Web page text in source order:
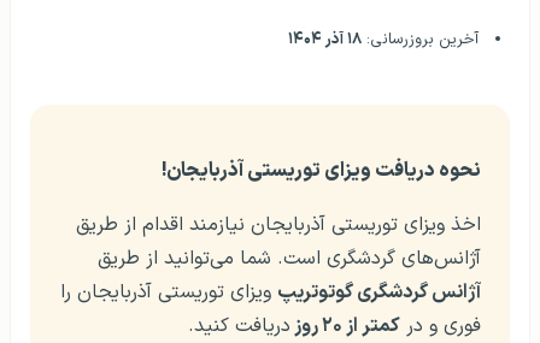
آخرین بروزرسانی: ۱۸ آذر ۱۴۰۴
نحوه دریافت ویزای توریستی آذربایجان!
اخذ ویزای توریستی آذربایجان نیازمند اقدام از طریق
آژانس‌های گردشگری است. شما می‌توانید از طریق
آژانس گردشگری گوتوتریپ ویزای توریستی آذربایجان را
فوری و در کمتر از۲۰روزدریافت کنید.